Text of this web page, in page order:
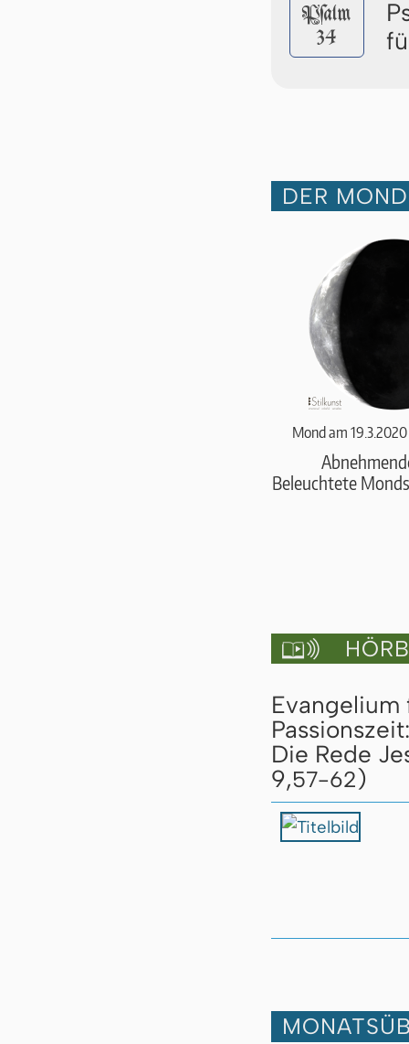
Pſalm
34
DER
Mond am
Beleuchtete

Passionszeit:
Die Rede
9,57-62)